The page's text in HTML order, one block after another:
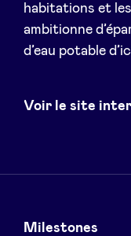
Avantages
BeAngels
BeAngels
habitations et
ambitionne
d’eau potable
Voir le site
Milestones